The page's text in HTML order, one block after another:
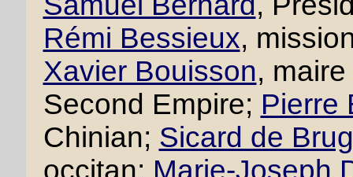
Rémi Bessieux,
Xavier Bouisson,
Second Empire; Pierre
Chinian; Sicard de
occitan; Marie-Joseph